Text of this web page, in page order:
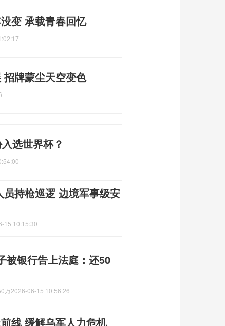
变 承载青春回忆
牌蒙尘天空变色
选世界杯？
持枪巡逻 边境军事级安
15 10:15:30
被银行告上法庭：还50
万2026-06-15 10:56:26
线 缓解乌军人力危机